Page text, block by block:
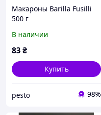
Макароны Barilla Fusilli
500 г
В наличии
83₴
Купить
pesto 98%